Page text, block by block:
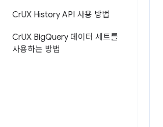
CrUX History API 사용 방법
CrUX BigQuery 데이터 세트를
사용하는 방법